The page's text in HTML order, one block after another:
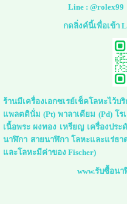
Line :@rolex99
กดลิ่งค์นี้เพื่อเข้า
ร้านมีเครื่องเอกซเรย์เช็คโลหะไ
แพลตตินั่ม (Pt) พาลาเดียม (Pd) โร
เนื้อพระ ผงทอง เหรียญ เครื่องปร
นาฬิกา สายนาฬิกา โลหะและแร่ธา
และโลหะมีค่าของ Fischer)
www.รับซื้อนา